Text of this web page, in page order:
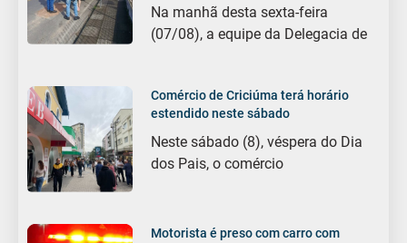
Na manhã desta sexta-feira
(07/08), a equipe da Delegacia de
Comércio de Criciúma terá horário
estendido neste sábado
Neste sábado (8), véspera do Dia
dos Pais, o comércio
Motorista é preso com carro com